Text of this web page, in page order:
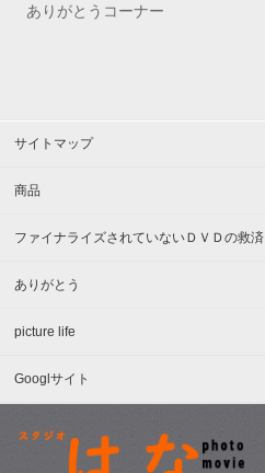
ありがとうコーナー
サイトマップ
商品
ファイナライズされていないＤＶＤの救済
ありがとう
picture life
Googlサイト